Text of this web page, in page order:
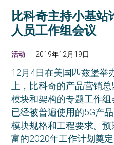
比科奇主持小基站
人员工作组会议
活动 2019年12月19日
12月4日在美国匹兹堡举
上，比科奇的产品营销
模块和架构的专题工作
已经被普遍使用的5G产
模块规格和工程要求。
富的2020年工作计划奠定